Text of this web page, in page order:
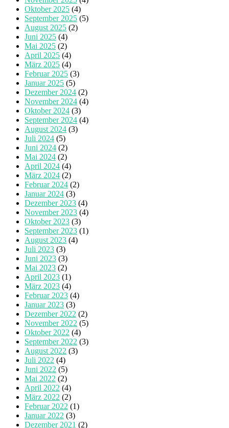
Oktober 2025 (4)
September 2025 (5)
August 2025 (2)
Juni 2025 (4)
Mai 2025 (2)
April 2025 (4)
März 2025 (4)
Februar 2025 (3)
Januar 2025 (5)
Dezember 2024 (2)
November 2024 (4)
Oktober 2024 (3)
September 2024 (4)
August 2024 (3)
Juli 2024 (5)
Juni 2024 (2)
Mai 2024 (2)
April 2024 (4)
März 2024 (2)
Februar 2024 (2)
Januar 2024 (3)
Dezember 2023 (4)
November 2023 (4)
Oktober 2023 (3)
September 2023 (1)
August 2023 (4)
Juli 2023 (3)
Juni 2023 (3)
Mai 2023 (2)
April 2023 (1)
März 2023 (4)
Februar 2023 (4)
Januar 2023 (3)
Dezember 2022 (2)
November 2022 (5)
Oktober 2022 (4)
September 2022 (3)
August 2022 (3)
Juli 2022 (4)
Juni 2022 (5)
Mai 2022 (2)
April 2022 (4)
März 2022 (2)
Februar 2022 (1)
Januar 2022 (3)
Dezember 2021 (2)